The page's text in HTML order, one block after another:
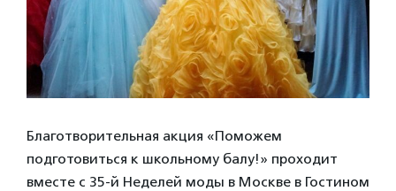
Благотворительная акция «Поможем
подготовиться к школьному балу!» проходит
вместе с 35-й Неделей моды в Москве в Гостином